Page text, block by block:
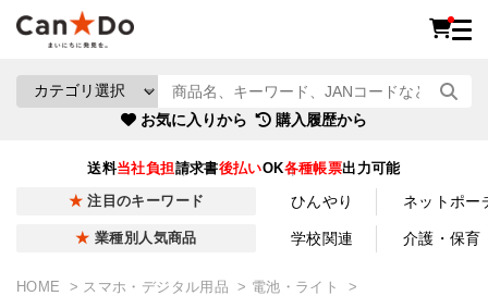
お気に入りから 購入履歴から
送料当社負担請求書後払いOK各種帳票出力可能
注目のキーワード ひんやり ネットポー
業種別人気商品 学校関連 介護・保育
HOME スマホ・デジタル用品
電池・ライト